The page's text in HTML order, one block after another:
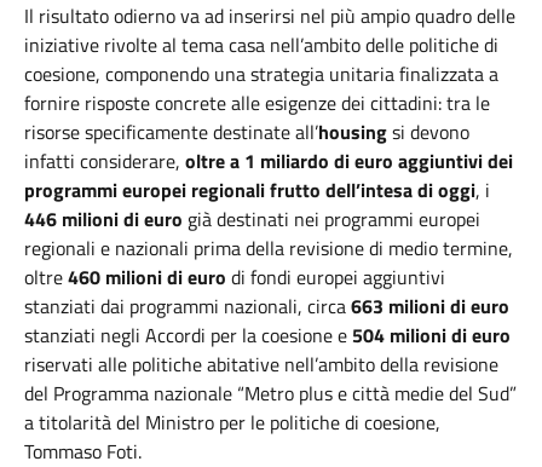
Il risultato odierno va ad inserirsi nel più ampio quadro delle
iniziative rivolte al tema casa nell’ambito delle politiche di
coesione, componendo una strategia unitaria finalizzata a
fornire risposte concrete alle esigenze dei cittadini: tra le
risorse specificamente destinate all’housingsi devono
infatti considerare, oltre a 1 miliardo di euro aggiuntivi dei
programmi europei regionali frutto dell’intesa di oggi, i
446 milioni di euro già destinati nei programmi europei
regionali e nazionali prima della revisione di medio termine,
oltre460 milioni di euro di fondi europei aggiuntivi
stanziati dai programmi nazionali, circa663 milioni di euro
stanziati negli Accordi per la coesione e 504 milioni di euro
riservati alle politiche abitative nell’ambito della revisione
del Programma nazionale “Metro plus e città medie del Sud”
a titolarità del Ministro per le politiche di coesione,
Tommaso Foti.